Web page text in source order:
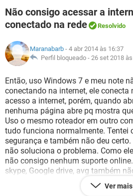
INSTAGRAM
GUIA DE COMPRAS
OUTLOOK
GUIA DE COMPRAS
JOGOS
CELULAR
OUTLOOK
INSTAGRAM
GUIA DE COMPRAS
CELULAR
INSTAGRAM
GUIA DE COMPRAS
GLOSSÁRIO
JOGOS
CELULAR
OUTLOOK
INSTAGRAM
GUIA DE COMPRAS
Não consigo acessar a
conectado na rede
Resolvido
Maranabarb - 4 abr 2014 às 16:37
Perfil bloqueado - 26 set 2018
Então, uso Windows 7 e meu note
conectando na internet, ele conecta
acesso a internet, porém, quando
nenhuma página abre pq mostra
Uso o mesmo roteador em outro
tudo funciona normalmente. Tentei
segurança e também não deu
não soluciona o problema. Como
não consigo nenhum suporte
skype, Google drive, avg também
até consegui acessar a internet
(64bits) mas depois também parou
Ver mais